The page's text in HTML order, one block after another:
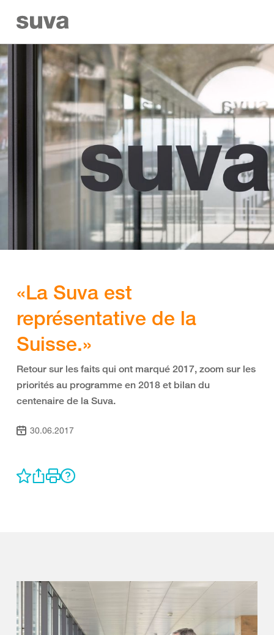
«La Suva est
représentative de la
Suisse.»
Retour sur les faits qui ont marqué 2017, zoom sur les
priorités au programme en 2018 et bilan du
centenaire de la Suva.
30.06.2017